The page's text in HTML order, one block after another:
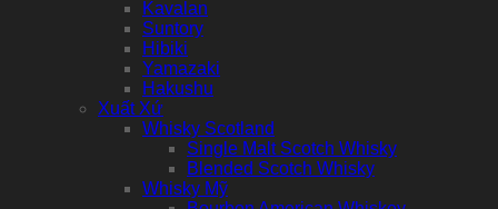
Kavalan
Suntory
Hibiki
Yamazaki
Hakushu
Xuất Xứ
Whisky Scotland
Single Malt Scotch Whisky
Blended Scotch Whisky
Whisky Mỹ